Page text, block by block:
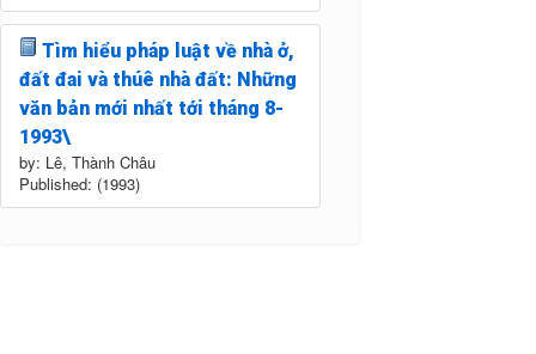
Tìm hiểu pháp luật về nhà ở,
đất đai và thúê nhà đất: Những
văn bản mới nhất tới tháng 8-
1993\
by: Lê, Thành Châu
Published: (1993)